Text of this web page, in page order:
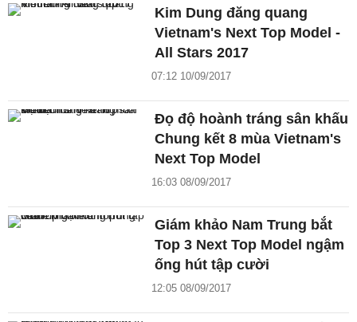
Kim Dung đăng quang
Vietnam's Next Top Model -
All Stars 2017
07:12 10/09/2017
Đọ độ hoành tráng sân khấu
Chung kết 8 mùa Vietnam's
Next Top Model
16:03 08/09/2017
Giám khảo Nam Trung bắt
Top 3 Next Top Model ngậm
ống hút tập cười
12:05 08/09/2017